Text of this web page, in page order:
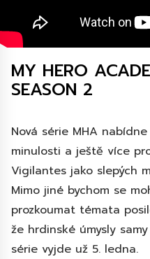
MY HERO
SEASON 2
Nová série MHA
minulosti a ještě více
Vigilantes jako slepých
Mimo jiné bychom se
prozkoumat témata
že hrdinské úmysly
série vyjde už 5. ledna.